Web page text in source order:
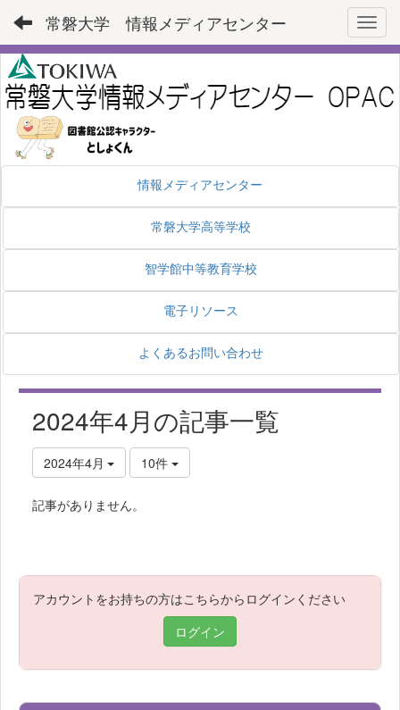
常磐大学 情報メディアセンター
情報メディアセンター
常磐大学高等学校
智学館中等教育学校
電子リソース
よくあるお問い合わせ
2024年4月の記事一覧
2024年4月 10件
記事がありません。
アカウントをお持ちの方はこちらからログインください
ログイン